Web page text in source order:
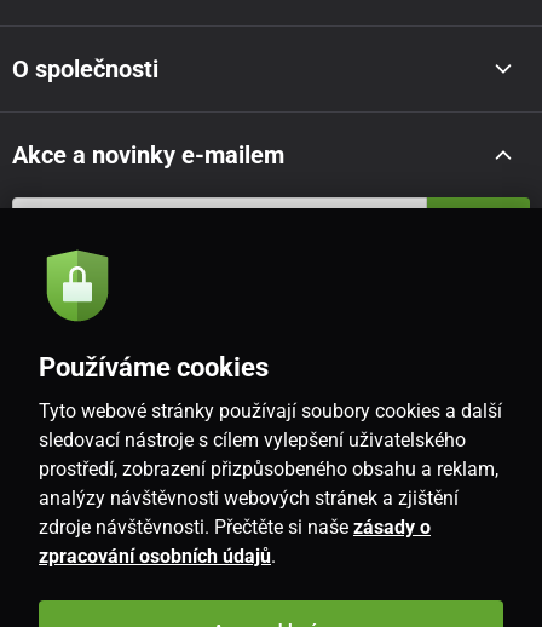
O společnosti
Akce a novinky e-mailem
Souhlasím se
CZ
Používáme cookies
Tyto webové stránky používají soubory cookies a další
sledovací nástroje s cílem vylepšení uživatelského
prostředí, zobrazení přizpůsobeného obsahu a reklam,
analýzy návštěvnosti webových stránek a zjištění
zdroje návštěvnosti. Přečtěte si naše zásady o
zpracování osobních údajů.